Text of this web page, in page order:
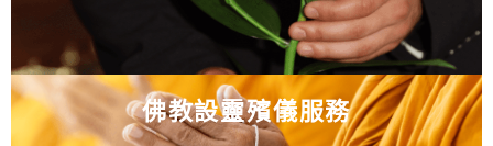
佛教設靈殯儀服務